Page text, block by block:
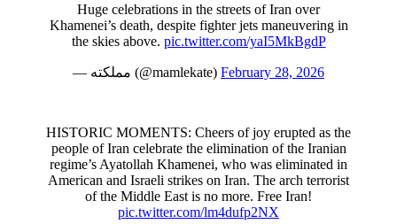
Huge celebrations in the streets of Iran over
Khamenei’s death, despite fighter jets maneuvering in
the skies above. pic.twitter.com/yaI5MkBgdP
— مملکته (@mamlekate) February 28, 2026
HISTORIC MOMENTS: Cheers of joy erupted as the
people of Iran celebrate the elimination of the Iranian
regime’s Ayatollah Khamenei, who was eliminated in
American and Israeli strikes on Iran. The arch terrorist
of the Middle East is no more. Free Iran!
pic.twitter.com/lm4dufp2NX